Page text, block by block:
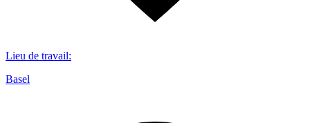
Lieu de travail:
Basel